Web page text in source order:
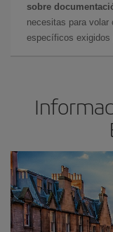
sobre
necesitas para
específicos exigidos